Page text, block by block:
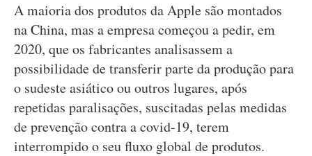
A maioria dos produtos da Apple são montados
na China, mas a empresa começou a pedir, em
2020, que os fabricantes analisassem a
possibilidade de transferir parte da produção para
o sudeste asiático ou outros lugares, após
repetidas paralisações, suscitadas pelas medidas
de prevenção contra a covid-19, terem
interrompido o seu fluxo global de produtos.